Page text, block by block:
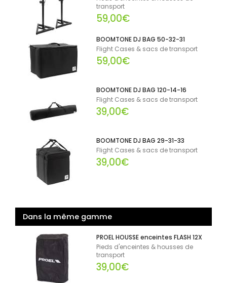
transport
59,00€
BOOMTONE DJ BAG 50-32-31
Flight Cases & sacs de transport
59,00€
BOOMTONE DJ BAG 120-14-16
Flight Cases & sacs de transport
39,00€
BOOMTONE DJ BAG 29-31-33
Flight Cases & sacs de transport
39,00€
Dans la même gamme
PROEL HOUSSE enceintes FLASH 12X
Pieds d'enceintes & housses de
transport
39,00€